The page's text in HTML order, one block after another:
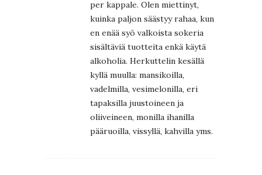
per kappale. Olen miettinyt,
kuinka paljon säästyy rahaa, kun
en enää syö valkoista sokeria
sisältäviä tuotteita enkä käytä
alkoholia. Herkuttelin kesällä
kyllä muulla: mansikoilla,
vadelmilla, vesimelonilla, eri
tapaksilla juustoineen ja
oliiveineen, monilla ihanilla
pääruoilla, vissyllä, kahvilla yms.